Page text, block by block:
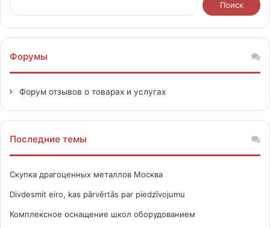
Форумы
Форум отзывов о товарах и услугах
Последние темы
Скупка драгоценных металлов Москва
Divdesmit eiro, kas pārvērtās par piedzīvojumu
Комплексное оснащение школ оборудованием